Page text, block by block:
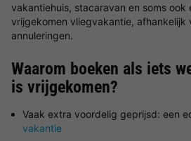
vakantiehuis, stacaravan en soms ook
vrijgekomen vliegvakantie, afhankelijk
annuleringen.
Waarom boeken als iets
is vrijgekomen?
Vaak extra voordelig geprijsd: een
vakantie